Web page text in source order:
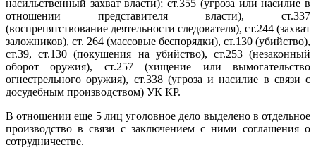
насильственный захват власти); ст.355 (угроза или насилие в
отношении представителя власти), ст.337
(воспрепятствование деятельности следователя), ст.244 (захват
заложников), ст. 264 (массовые беспорядки), ст.130 (убийство),
ст.39, ст.130 (покушения на убийство), ст.253 (незаконный
оборот оружия), ст.257 (хищение или вымогательство
огнестрельного оружия), ст.338 (угроза и насилие в связи с
досудебным производством) УК КР.
В отношении еще 5 лиц уголовное дело выделено в отдельное
производство в связи с заключением с ними соглашения о
сотрудничестве.